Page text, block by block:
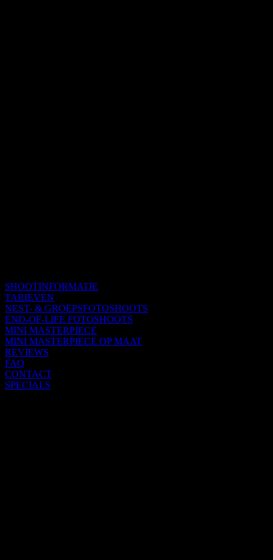
SHOOTINFORMATIE
TARIEVEN
NEST- & GROEPSFOTOSHOOTS
END-OF-LIFE FOTOSHOOTS
MINI MASTERPIECE
MINI MASTERPIECE OP MAAT
REVIEWS
FAQ
CONTACT
SPECIALS